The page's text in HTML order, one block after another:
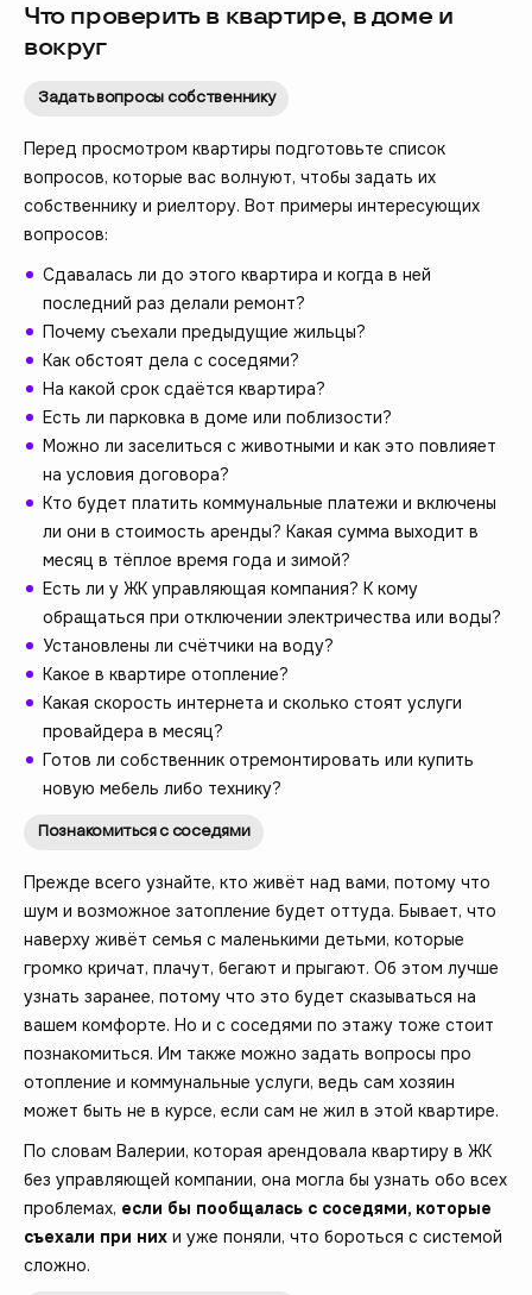
Что проверить в квартире, в доме и
вокруг
Задать вопросы собственнику
Перед просмотром квартиры подготовьте список
вопросов, которые вас волнуют, чтобы задать их
собственнику и риелтору. Вот примеры интересующих
вопросов:
Сдавалась ли до этого квартира и когда в ней
последний раз делали ремонт?
Почему съехали предыдущие жильцы?
Как обстоят дела с соседями?
На какой срок сдаётся квартира?
Есть ли парковка в доме или поблизости?
Можно ли заселиться с животными и как это повлияет
на условия договора?
Кто будет платить коммунальные платежи и включены
ли они в стоимость аренды? Какая сумма выходит в
месяц в тёплое время года и зимой?
Есть ли у ЖК управляющая компания? К кому
обращаться при отключении электричества или воды?
Установлены ли счётчики на воду?
Какое в квартире отопление?
Какая скорость интернета и сколько стоят услуги
провайдера в месяц?
Готов ли собственник отремонтировать или купить
новую мебель либо технику?
Познакомиться с соседями
Прежде всего узнайте, кто живёт над вами, потому что
шум и возможное затопление будет оттуда. Бывает, что
наверху живёт семья с маленькими детьми, которые
громко кричат, плачут, бегают и прыгают. Об этом лучше
узнать заранее, потому что это будет сказываться на
вашем комфорте. Но и с соседями по этажу тоже стоит
познакомиться. Им также можно задать вопросы про
отопление и коммунальные услуги, ведь сам хозяин
может быть не в курсе, если сам не жил в этой квартире.
По словам Валерии, которая арендовала квартиру в ЖК
без управляющей компании, она могла бы узнать обо всех
проблемах, если бы пообщалась с соседями, которые
съехали при них и уже поняли, что бороться с системой
сложно.